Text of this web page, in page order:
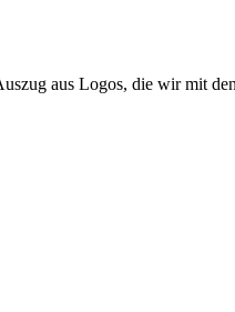
aus Logos, die wir mit